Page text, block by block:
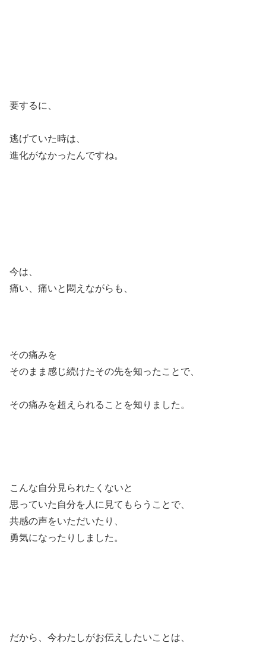
要するに、
逃げていた時は、
進化がなかったんですね。
今は、
痛い、痛いと悶えながらも、
その痛みを
そのまま感じ続けたその先を知ったことで、
その痛みを超えられることを知りました。
こんな自分見られたくないと
思っていた自分を人に見てもらうことで、
共感の声をいただいたり、
勇気になったりしました。
だから、今わたしがお伝えしたいことは、